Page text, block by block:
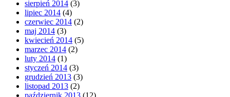
sierpień 2014 (3)
lipiec 2014 (4)
czerwiec 2014 (2)
maj 2014 (3)
kwiecień 2014 (5)
marzec 2014 (2)
luty 2014 (1)
styczeń 2014 (3)
grudzień 2013 (3)
listopad 2013 (2)
październik 2013 (12)